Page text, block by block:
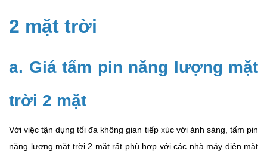
2 mặt trời
a. Giá tấm pin năng lượng mặt
trời 2 mặt
Với việc tận dụng tối đa không gian tiếp xúc với ánh sáng, tấm pin
năng lượng mặt trời 2 mặt rất phù hợp với các nhà máy điện mặt